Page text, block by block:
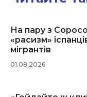
На пару з
«расизм»
мігрантів
01.08.2026